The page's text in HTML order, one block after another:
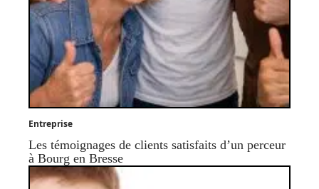
Entreprise
Les témoignages de clients satisfaits d’un perceur
à Bourg en Bresse